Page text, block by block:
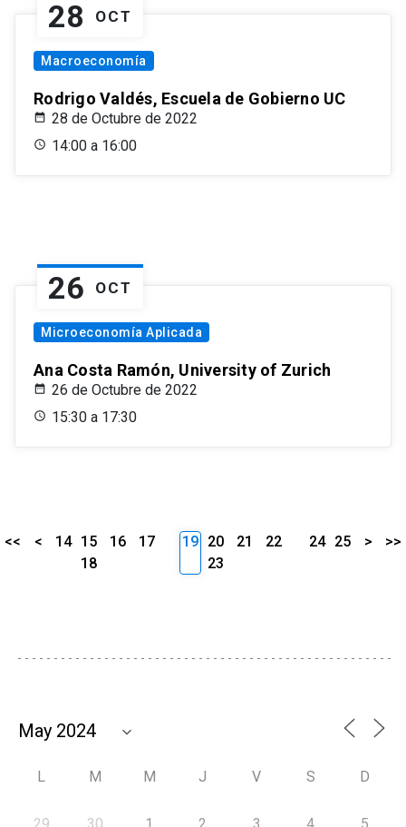
28 OCT
Macroeconomía
Rodrigo Valdés, Escuela de Gobierno UC
28 de Octubre de 2022
14:00 a 16:00
26 OCT
Microeconomía Aplicada
Ana Costa Ramón, University of Zurich
26 de Octubre de 2022
15:30 a 17:30
<< < 14 15 16
17
18
19 20 21
22
23
24 25 > >>
L M M J V S D